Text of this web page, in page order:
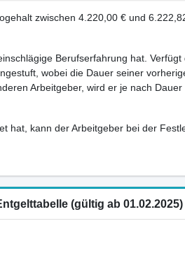
zwischen 4.220,00 € und
Berufserfahrung hat. Verfügt
wobei die Dauer seiner
Arbeitgeber, wird er je nach
hat, kann der Arbeitgeber bei der
(gültig ab